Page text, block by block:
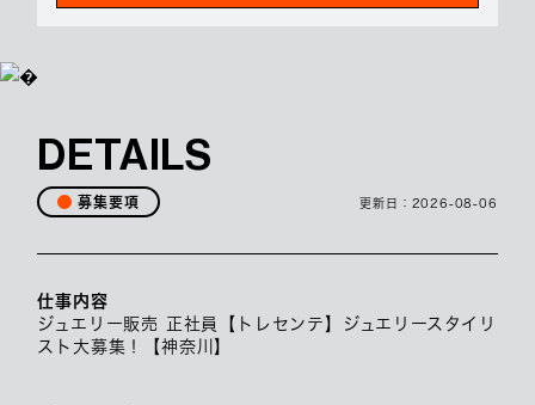
DETAILS
募集要項 更新日： 2026-08-06
仕事内容
ジュエリー販売 正社員【トレセンテ】ジュエリースタイリ
スト大募集！【神奈川】